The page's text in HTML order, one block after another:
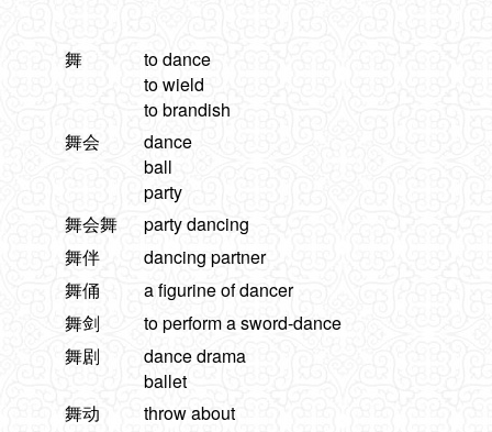
舞
to dance
to wield
to brandish
舞会
dance
ball
party
舞会舞
party dancing
舞伴
dancing partner
舞俑
a figurine of dancer
舞剑
to perform a sword-dance
舞剧
dance drama
ballet
舞动
throw about